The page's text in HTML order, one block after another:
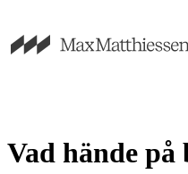
Vad hände på